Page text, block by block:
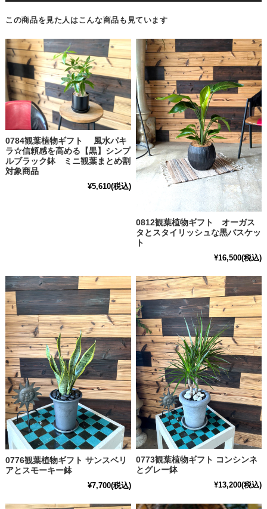
この商品を見た人はこんな商品も見ています
0784観葉植物ギフト 風水パキ
ラ☆信頼感を高める【黒】シンプ
ルブラック鉢 ミニ観葉まとめ割
対象商品
¥5,610(税込)
0812観葉植物ギフト オーガス
タとスタイリッシュな黒バスケッ
ト
¥16,500(税込)
0776観葉植物ギフト サンスベリ
アとスモーキー鉢
¥7,700(税込)
0773観葉植物ギフト コンシンネ
とグレー鉢
¥13,200(税込)